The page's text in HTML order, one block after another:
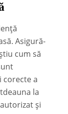
Asigură-
cum să
a
la
și